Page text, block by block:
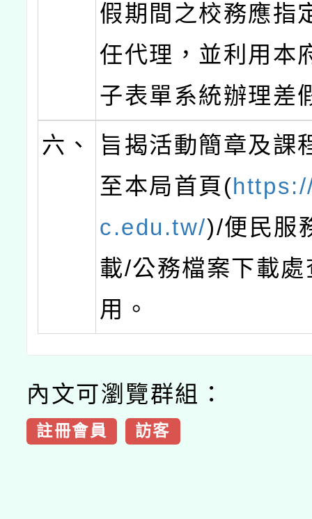
假期間之校務應指
任代理，並利用本
子表單系統辦理差
六、
旨揭活動簡章及課
至本局首頁(
c.edu.tw/)/便民服
載/公務檔案下載處
用。
內文可瀏覽群組：
註冊會員 訪客